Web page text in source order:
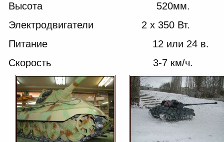
Высота 520мм.
Электродвигатели 2 х 350 Вт.
Питание 12 или 24 в.
Скорость 3-7 км/ч.